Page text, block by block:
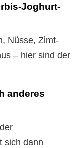
Joghurt-
Nüsse, Zimt-
– hier sind der
anderes
sich dann